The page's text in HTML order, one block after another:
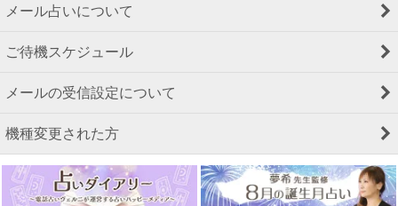
メール占いについて
ご待機スケジュール
メールの受信設定について
機種変更された方